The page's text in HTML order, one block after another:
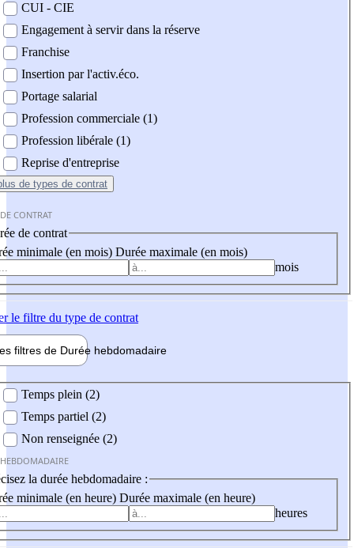
CUI - CIE
Engagement à servir dans la réserve
Franchise
Insertion par l'activ.éco.
Portage salarial
Profession commerciale (1)
Profession libérale (1)
Reprise d'entreprise
de types de contrat
CONTRAT
de contrat
minimale (en mois) Durée maximale (en mois)
mois
le filtre du type de contrat
filtres de Durée hebdomadaire
Temps plein (2)
Temps partiel (2)
Non renseignée (2)
la durée hebdomadaire :
minimale (en heure) Durée maximale (en heure)
heures